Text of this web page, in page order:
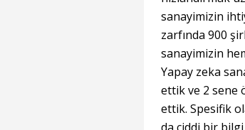
sanayimizin
zarfında 900
sanayimizin
Yapay zeka
ettik ve 2 sene
ettik. Spesifik